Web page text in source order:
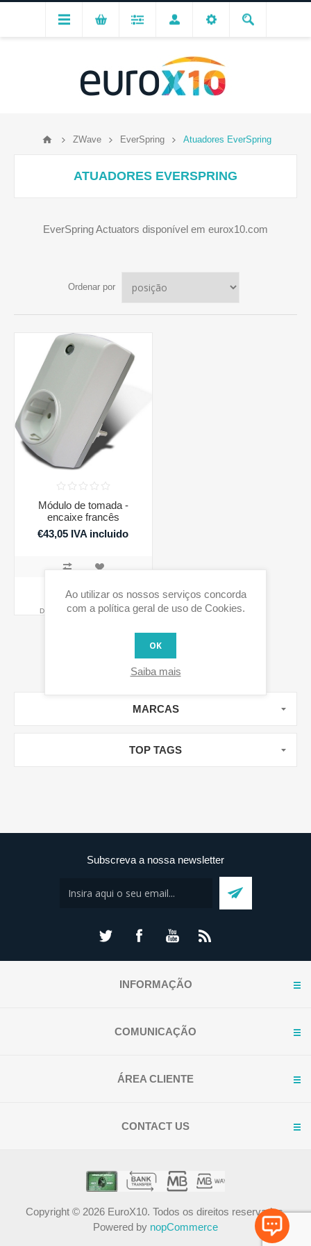
ZWave EverSpring Atuadores EverSpring
ATUADORES EVERSPRING
EverSpring Actuators disponível em eurox10.com
Ordenar por
Módulo de tomada -
encaixe francês
€43,05 IVA incluido
COMPRAR
Disponibilidade: 2 em stock
MARCAS
TOP TAGS
Subscreva a nossa newsletter
INFORMAÇÃO
COMUNICAÇÃO
ÁREA CLIENTE
CONTACT US
Copyright © 2026 EuroX10. Todos os direitos reservados.
Powered by nopCommerce
Ao utilizar os nossos serviços concorda
com a política geral de uso de Cookies.
OK
Saiba mais